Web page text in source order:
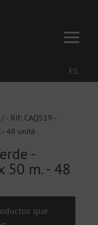
ES
- Rif: CAQS19 -
- 48 unità
-
50 m. - 48
que